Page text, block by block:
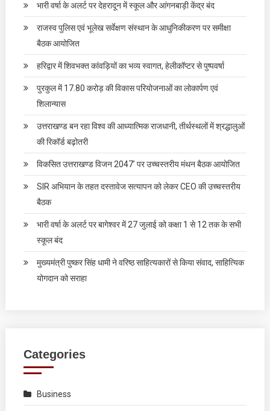
भारी वर्षा के अलर्ट पर देहरादून में स्कूल और आंगनबाड़ी केंद्र बंद
राजस्व पुलिस एवं भूलेख सर्वेक्षण संस्थान के आधुनिकीकरण पर समीक्षा
बैठक आयोजित
हरिद्वार में शिवभक्त कांवड़ियों का भव्य स्वागत, हेलीकॉप्टर से पुष्पवर्षा
पुरकुल में 17.80 करोड़ की विकास परियोजनाओं का लोकार्पण एवं
शिलान्यास
उत्तराखण्ड बन रहा विश्व की आध्यात्मिक राजधानी, तीर्थस्थलों में श्रद्धालुओं
की रिकॉर्ड बढ़ोतरी
विकसित उत्तराखण्ड विजन 2047’ पर उच्चस्तरीय मंथन बैठक आयोजित
SIR अभियान के तहत दस्तावेज सत्यापन को लेकर CEO की उच्चस्तरीय
बैठक
भारी वर्षा के अलर्ट पर बागेश्वर में 27 जुलाई को कक्षा 1 से 12 तक के सभी
स्कूल बंद
मुख्यमंत्री पुष्कर सिंह धामी ने वरिष्ठ साहित्यकारों से किया संवाद, साहित्यिक
योगदान को सराहा
Categories
Business